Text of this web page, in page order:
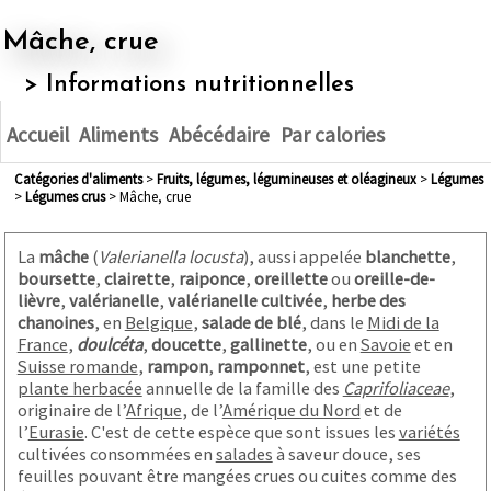
Mâche, crue
> Informations nutritionnelles
Accueil Aliments Abécédaire Par calories
Catégories d'aliments> fruits, légumes, légumineuses et oléagineux> légumes
> légumes crus> Mâche, crue
La mâche(Valerianella locusta), aussi appelée blanchette,
boursette, clairette, raiponce, oreilletteou oreille-de-
lièvre, valérianelle, valérianelle cultivée, herbe des
chanoines, en Belgique, salade de blé, dans le Midi de la
France, doulcéta, doucette, gallinette, ou en Savoie et en
Suisse romande, rampon, ramponnet, est une petite
plante herbacée annuelle de la famille des Caprifoliaceae,
originaire de l’Afrique, de l’Amérique du Nord et de
l’Eurasie. C'est de cette espèce que sont issues les variétés
cultivées consommées en salades à saveur douce, ses
feuilles pouvant être mangées crues ou cuites comme des